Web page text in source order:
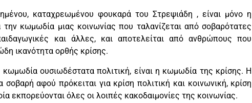
καταχρεωμένου φουκαρά του Στρεψιάδη , είναι μόνο η
την κωμωδία μιας κοινωνίας που ταλανίζεται από σοβαρότατες
και άλλες, και αποτελείται από ανθρώπους που
ικανότητα ορθής κρίσης.
κωμωδία ουσιωδέστατα πολιτική, είναι η κωμωδία της κρίσης. Η
αφού πρόκειται για κρίση πολιτική και κοινωνική, κρίση
εκπορεύονται όλες οι λοιπές κακοδαιμονίες της κοινωνίας.